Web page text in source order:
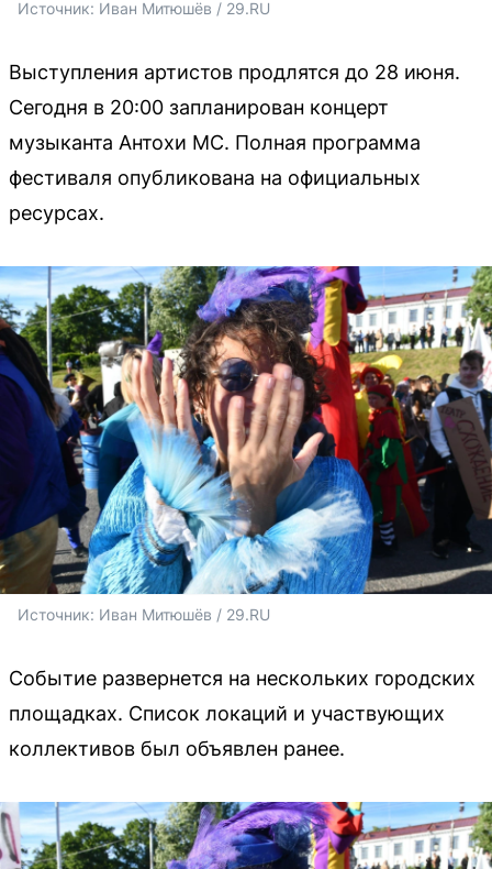
Источник: Иван Митюшёв / 29.RU
Выступления артистов продлятся до 28 июня.
Сегодня в 20:00 запланирован концерт
музыканта Антохи МС. Полная программа
фестиваля опубликована на официальных
ресурсах.
Источник: Иван Митюшёв / 29.RU
Событие развернется на нескольких городских
площадках. Список локаций и участвующих
коллективов был объявлен ранее.